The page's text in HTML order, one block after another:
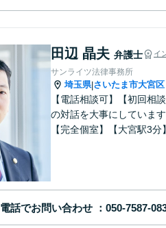
田辺 晶夫 弁護士 イ
サンライツ法律事務所
埼玉県|さいたま市大宮区
【電話相談可】【初回相
の対話を大事にしていま
【完全個室】【大宮駅3分】
電話でお問い合わせ